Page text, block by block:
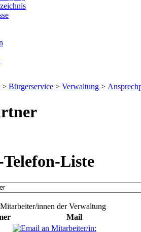
> Bürgerservice > Verwaltung >
Liste
innen der Verwaltung
Mail